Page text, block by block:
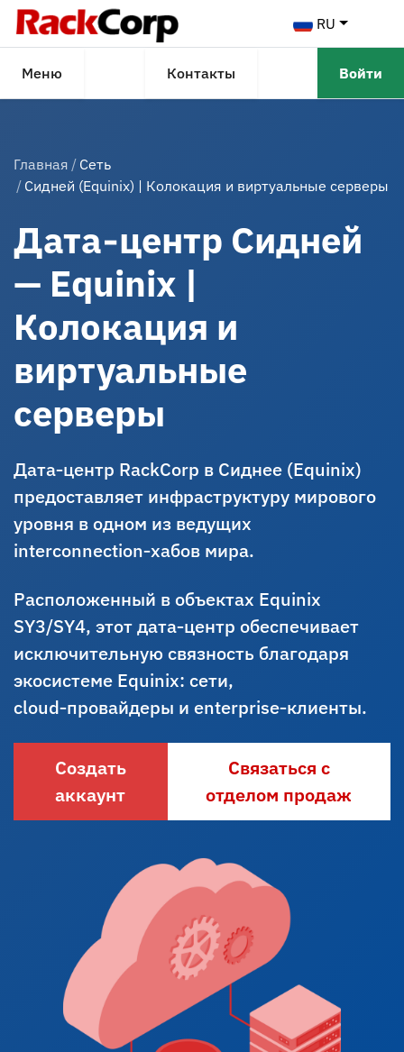
RU
Меню Контакты Войти
Главная
Сеть
Сидней (Equinix) | Колокация и виртуальные серверы
Дата‑центр Сидней
— Equinix |
Колокация и
виртуальные
серверы
Дата‑центр RackCorp в Сиднее (Equinix)
предоставляет инфраструктуру мирового
уровня в одном из ведущих
interconnection‑хабов мира.
Расположенный в объектах Equinix
SY3/SY4, этот дата‑центр обеспечивает
исключительную связность благодаря
экосистеме Equinix: сети,
cloud‑провайдеры и enterprise‑клиенты.
Создать
аккаунт
Связаться с
отделом продаж